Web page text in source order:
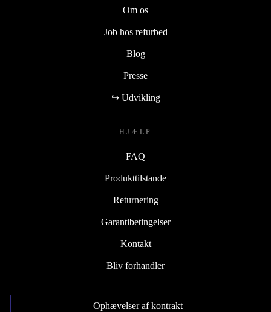
Om os
Job hos refurbed
Blog
Presse
↪ Udvikling
HJÆLP
FAQ
Produkttilstande
Returnering
Garantibetingelser
Kontakt
Bliv forhandler
Ophævelser af kontrakt